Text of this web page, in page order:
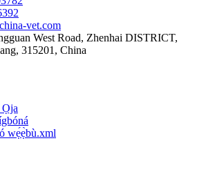
vet.com
West Road, Zhenhai DISTRICT,
315201, China
wẹ́ẹ̀bù.xml